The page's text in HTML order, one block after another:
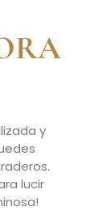
y
lucir